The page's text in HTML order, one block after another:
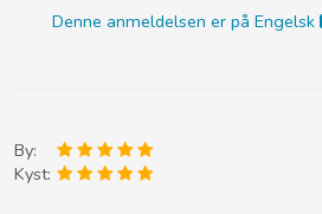
Denne anmeldelsen er på Engelsk
By:
Kyst: